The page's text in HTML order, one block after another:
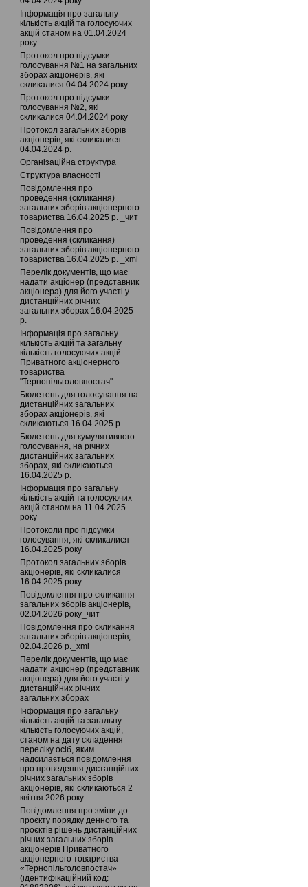
Інформація про загальну
кількість акцій та голосуючих
акцій станом на 01.04.2024
року
Протокол про підсумки
голосування №1 на загальних
зборах акціонерів, які
скликалися 04.04.2024 року
Протокол про підсумки
голосування №2, які
скликалися 04.04.2024 року
Протокол загальних зборів
акціонерів, які скликалися
04.04.2024 р.
Організаційна структура
Структура власності
Повідомлення про
проведення (скликання)
загальних зборів акціонерного
товариства 16.04.2025 р. _чит
Повідомлення про
проведення (скликання)
загальних зборів акціонерного
товариства 16.04.2025 р. _xml
Перелік документів, що має
надати акціонер (представник
акціонера) для його участі у
дистанційних річних
загальних зборах 16.04.2025
р.
Інформація про загальну
кількість акцій та загальну
кількість голосуючих акцій
Приватного акцiонерного
товариства
"Тернопільголовпостач"
Бюлетень для голосування на
дистанційних загальних
зборах акціонерів, які
скликаються 16.04.2025 р.
Бюлетень для кумулятивного
голосування, на річних
дистанційних загальних
зборах, які скликаються
16.04.2025 р.
Інформація про загальну
кількість акцій та голосуючих
акцій станом на 11.04.2025
року
Протоколи про підсумки
голосування, які скликалися
16.04.2025 року
Протокол загальних зборів
акціонерів, які скликалися
16.04.2025 року
Повідомлення про скликання
загальних зборів акціонерів,
02.04.2026 року_чит
Повідомлення про скликання
загальних зборів акціонерів,
02.04.2026 р._xml
Перелік документів, що має
надати акціонер (представник
акціонера) для його участі у
дистанційних річних
загальних зборах
Інформація про загальну
кількість акцій та загальну
кількість голосуючих акцій,
станом на дату складення
переліку осіб, яким
надсилається повідомлення
про проведення дистанційних
річних загальних зборів
акціонерів, які скликаються 2
квітня 2026 року
Повідомлення про зміни до
проєкту порядку денного та
проєктів рішень дистанційних
річних загальних зборів
акціонерів Приватного
акціонерного товариства
«Тернопільголовпостач»
(ідентифікаційний код: